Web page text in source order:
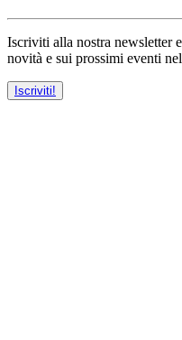
Iscriviti alla nostra newsletter
novità e sui prossimi eventi
Iscriviti!